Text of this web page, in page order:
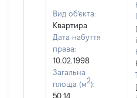
Вид об'єкта:
Квартира
Дата набуття
права:
10.02.1998
Загальна
площа (м2):
50,14